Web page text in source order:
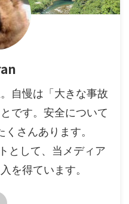
自慢は「大きな事故
です。安全について
さんあります。
として、当メディア
を得ています。